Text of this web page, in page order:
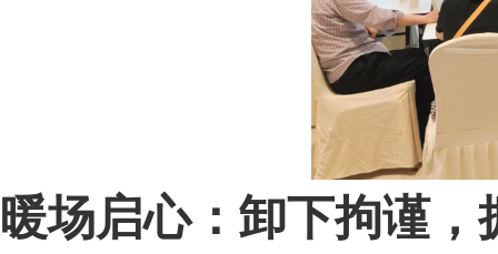
暖场启心：卸下拘谨，